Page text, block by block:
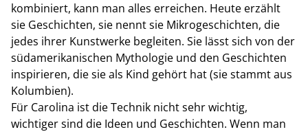
kombiniert, kann man alles erreichen. Heute erzählt
sie Geschichten, sie nennt sie Mikrogeschichten, die
jedes ihrer Kunstwerke begleiten. Sie lässt sich von der
südamerikanischen Mythologie und den Geschichten
inspirieren, die sie als Kind gehört hat (sie stammt aus
Kolumbien).
Für Carolina ist die Technik nicht sehr wichtig,
wichtiger sind die Ideen und Geschichten. Wenn man